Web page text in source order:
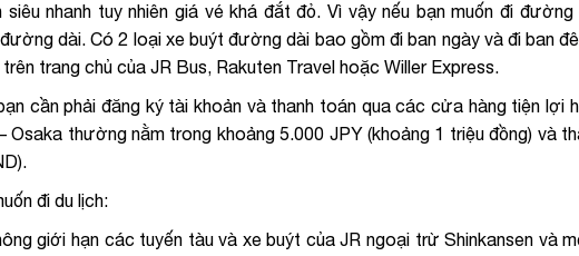
nhanh tuy nhiên giá vé khá đắt đỏ. Vì vậy nếu bạn muốn đi
dài. Có 2 loại xe buýt đường dài bao gồm đi ban ngày và đi ban
trang chủ của JR Bus, Rakuten Travel hoặc Willer Express.
cần phải đăng ký tài khoản và thanh toán qua các cửa hàng tiện lợi
thường nằm trong khoảng 5.000 JPY (khoảng 1 triệu đồng) và
đi du lịch:
giới hạn các tuyến tàu và xe buýt của JR ngoại trừ Shinkansen và